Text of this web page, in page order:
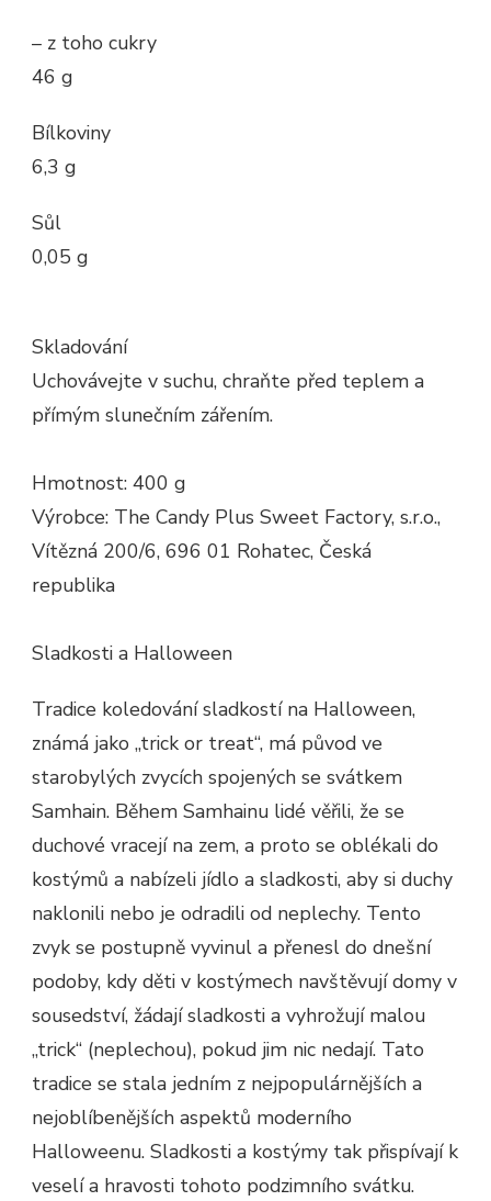
– z toho cukry
46 g
Bílkoviny
6,3 g
Sůl
0,05 g
Skladování
Uchovávejte v suchu, chraňte před teplem a
přímým slunečním zářením.
Hmotnost: 400 g
Výrobce: The Candy Plus Sweet Factory, s.r.o.,
Vítězná 200/6, 696 01 Rohatec, Česká
republika
Sladkosti a Halloween
Tradice koledování sladkostí na Halloween,
známá jako „trick or treat“, má původ ve
starobylých zvycích spojených se svátkem
Samhain. Během Samhainu lidé věřili, že se
duchové vracejí na zem, a proto se oblékali do
kostýmů a nabízeli jídlo a sladkosti, aby si duchy
naklonili nebo je odradili od neplechy. Tento
zvyk se postupně vyvinul a přenesl do dnešní
podoby, kdy děti v kostýmech navštěvují domy v
sousedství, žádají sladkosti a vyhrožují malou
„trick“ (neplechou), pokud jim nic nedají. Tato
tradice se stala jedním z nejpopulárnějších a
nejoblíbenějších aspektů moderního
Halloweenu. Sladkosti a kostýmy tak přispívají k
veselí a hravosti tohoto podzimního svátku.